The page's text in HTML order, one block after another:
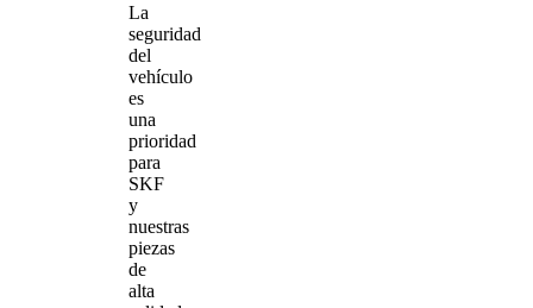
La
seguridad
del
vehículo
es
una
prioridad
para
SKF
y
nuestras
piezas
de
alta